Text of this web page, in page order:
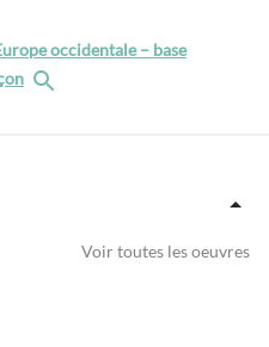
occidentale – base
Voir toutes les oeuvres